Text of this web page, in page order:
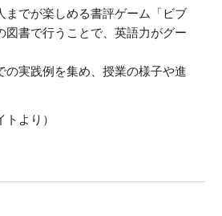
までが楽しめる書評ゲーム「ビブ
図書で行うことで、英語力がグー
の実践例を集め、授業の様子や進
トより）